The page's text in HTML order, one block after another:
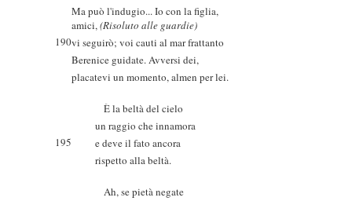
Ma può l'indugio... Io con la figlia,
amici,(Risoluto alle guardie)
190vi seguirò; voi cauti al mar frattanto
Berenice guidate. Avversi dei,
placatevi un momento, almen per lei.
È la beltà del cielo
un raggio che innamora
195
e deve il fato ancora
rispetto alla beltà.
Ah, se pietà negate